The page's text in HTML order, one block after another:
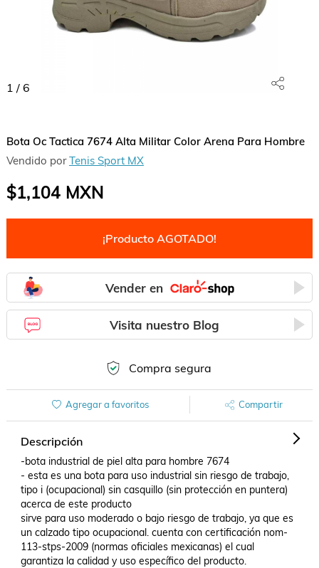
1 / 6
Bota Oc Tactica 7674 Alta Militar Color Arena Para Hombre
Vendido porTenis Sport MX
$1,104MXN
¡Producto AGOTADO!
Vender en
Visita nuestro Blog
Compra segura
Agregar a favoritos Compartir
Descripción
-bota industrial de piel alta para hombre 7674
- esta es una bota para uso industrial sin riesgo de trabajo,
tipo i (ocupacional) sin casquillo (sin protección en puntera)
acerca de este producto
sirve para uso moderado o bajo riesgo de trabajo, ya que es
un calzado tipo ocupacional. cuenta con certificación nom-
113-stps-2009 (normas oficiales mexicanas) el cual
garantiza la calidad y uso específico del producto.